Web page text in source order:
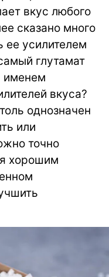
вкус любого
сказано много
ее усилителем
глутамат
именем
вкуса?
однозначен
или
точно
хорошим